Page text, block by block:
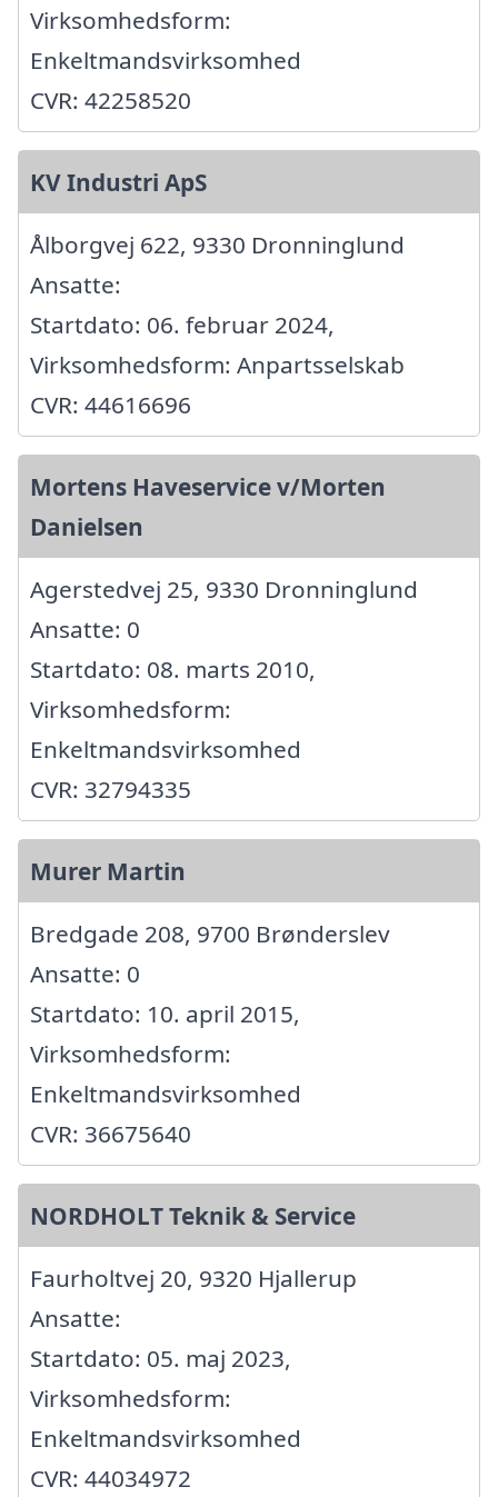
Virksomhedsform:
Enkeltmandsvirksomhed
CVR: 42258520
KV Industri ApS
Ålborgvej 622, 9330 Dronninglund
Ansatte:
Startdato: 06. februar 2024,
Virksomhedsform: Anpartsselskab
CVR: 44616696
Mortens Haveservice v/Morten
Danielsen
Agerstedvej 25, 9330 Dronninglund
Ansatte: 0
Startdato: 08. marts 2010,
Virksomhedsform:
Enkeltmandsvirksomhed
CVR: 32794335
Murer Martin
Bredgade 208, 9700 Brønderslev
Ansatte: 0
Startdato: 10. april 2015,
Virksomhedsform:
Enkeltmandsvirksomhed
CVR: 36675640
NORDHOLT Teknik & Service
Faurholtvej 20, 9320 Hjallerup
Ansatte:
Startdato: 05. maj 2023,
Virksomhedsform:
Enkeltmandsvirksomhed
CVR: 44034972